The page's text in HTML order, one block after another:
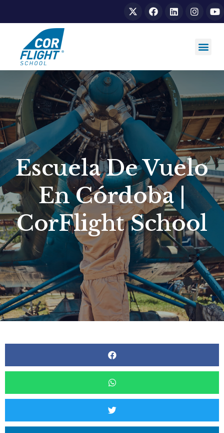
Escuela De Vuelo
En Córdoba |
CorFlight School